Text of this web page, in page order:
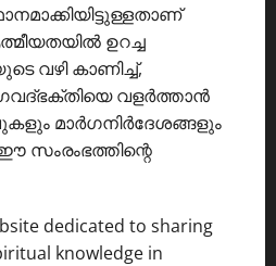
ഉറച്ച
വഴി കാണിച്ച്,
വളർത്താൻ
മാർഗനിർദേശങ്ങളും
dedicated to sharing
knowledge in